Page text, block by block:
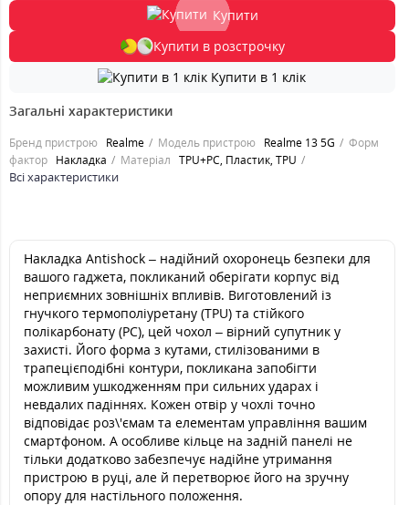
Купити
Купити в розстрочку
Купити в 1 клік
Загальні характеристики
Бренд пристрою Realme Модель пристрою Realme 13 5G
Форм
фактор Накладка Матеріал TPU+PC, Пластик, TPU
Всі характеристики
Накладка Antishock – надійний охоронець безпеки для
вашого гаджета, покликаний оберігати корпус від
неприємних зовнішніх впливів. Виготовлений із
гнучкого термополіуретану (TPU) та стійкого
полікарбонату (PC), цей чохол – вірний супутник у
захисті. Його форма з кутами, стилізованими в
трапецієподібні контури, покликана запобігти
можливим ушкодженням при сильних ударах і
невдалих падіннях. Кожен отвір у чохлі точно
відповідає роз\'ємам та елементам управління вашим
смартфоном. А особливе кільце на задній панелі не
тільки додатково забезпечує надійне утримання
пристрою в руці, але й перетворює його на зручну
опору для настільного положення.